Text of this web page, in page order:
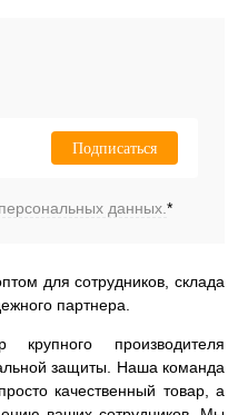
Подписаться
данных.*
для сотрудников, склада
партнера.
производителя
защиты. Наша команда
качественный товар, а